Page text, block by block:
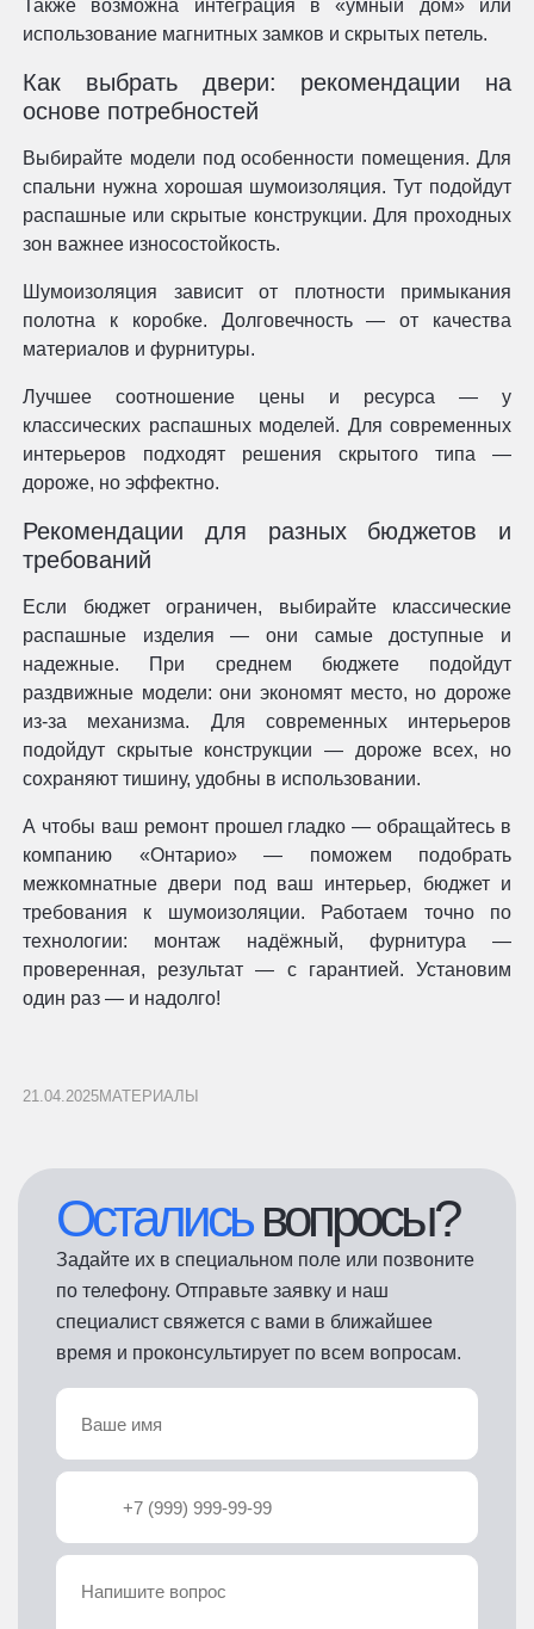
Также возможна интеграция в «умный дом» или
использование магнитных замков и скрытых петель.
Как выбрать двери: рекомендации на
основе потребностей
Выбирайте модели под особенности помещения. Для
спальни нужна хорошая шумоизоляция. Тут подойдут
распашные или скрытые конструкции. Для проходных
зон важнее износостойкость.
Шумоизоляция зависит от плотности примыкания
полотна к коробке. Долговечность — от качества
материалов и фурнитуры.
Лучшее соотношение цены и ресурса — у
классических распашных моделей. Для современных
интерьеров подходят решения скрытого типа —
дороже, но эффектно.
Рекомендации для разных бюджетов и
требований
Если бюджет ограничен, выбирайте классические
распашные изделия — они самые доступные и
надежные. При среднем бюджете подойдут
раздвижные модели: они экономят место, но дороже
из-за механизма. Для современных интерьеров
подойдут скрытые конструкции — дороже всех, но
сохраняют тишину, удобны в использовании.
А чтобы ваш ремонт прошел гладко — обращайтесь в
компанию «Онтарио» — поможем подобрать
межкомнатные двери под ваш интерьер, бюджет и
требования к шумоизоляции. Работаем точно по
технологии: монтаж надёжный, фурнитура —
проверенная, результат — с гарантией. Установим
один раз — и надолго!
21.04.2025МАТЕРИАЛЫ
Осталисьвопросы?
Задайте их в специальном поле или позвоните
по телефону. Отправьте заявку и наш
специалист свяжется с вами в ближайшее
время и проконсультирует по всем вопросам.